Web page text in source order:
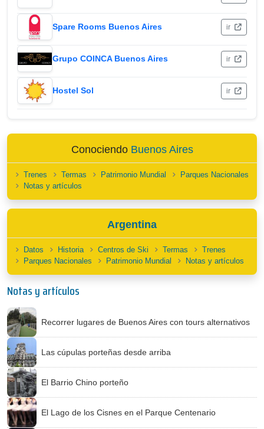
Spare Rooms Buenos Aires ir
Grupo COINCA Buenos Aires ir
Hostel Sol ir
Conociendo Buenos Aires
Trenes Termas Patrimonio Mundial
Parques Nacionales
Notas y artículos
Argentina
Datos Historia Centros de Ski Termas
Trenes
Parques Nacionales
Patrimonio Mundial Notas y artículos
Notas y artículos
Recorrer lugares de Buenos Aires con tours alternativos
Las cúpulas porteñas desde arriba
El Barrio Chino porteño
El Lago de los Cisnes en el Parque Centenario